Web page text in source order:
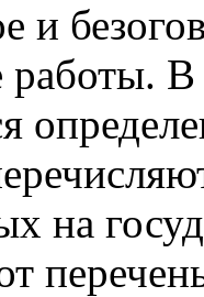
и
работы. В
на